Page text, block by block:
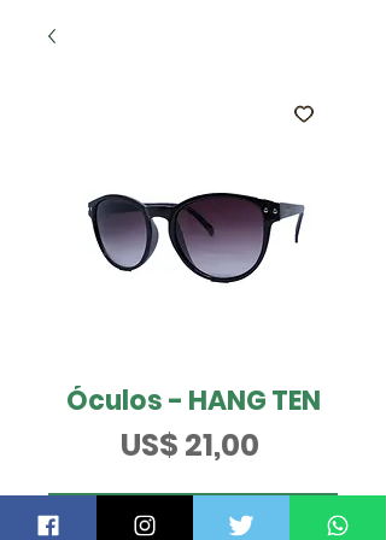
Óculos - HANG TEN
US$ 21,00
QUER SABER MAIS?